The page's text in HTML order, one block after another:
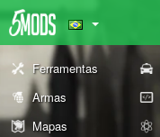
Ferramentas
Armas
Mapas